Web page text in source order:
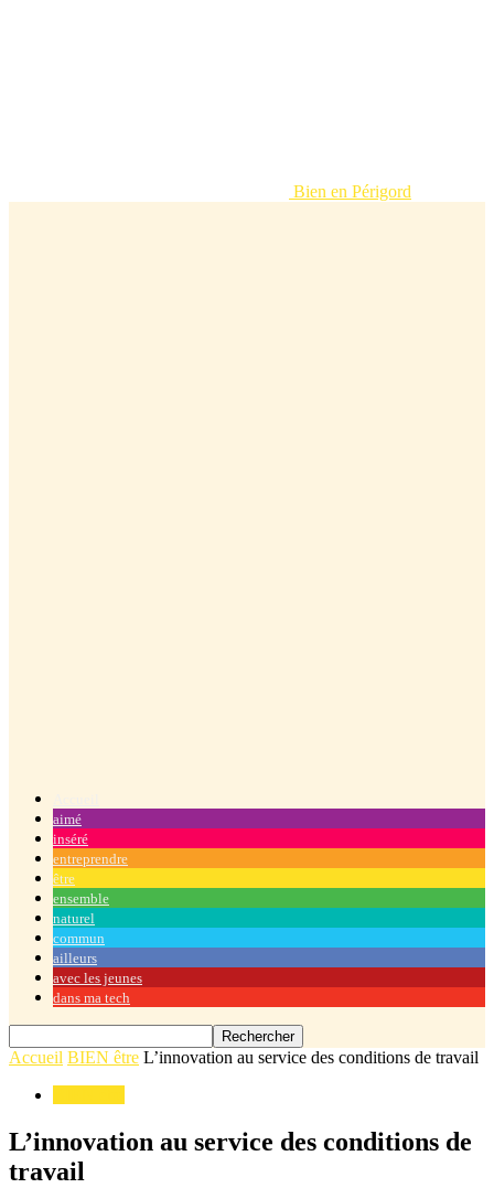
Bien en Périgord
aimé
inséré
entreprendre
être
ensemble
naturel
commun
ailleurs
avec les jeunes
dans ma tech
Accueil BIEN être L’innovation au service des conditions de travail
L’innovation au service des conditions de
travail